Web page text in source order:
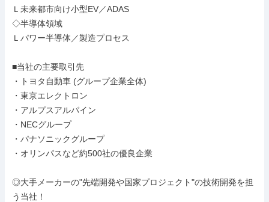
Ｌ未来都市向け小型EV／ADAS
◇半導体領域
Ｌパワー半導体／製造プロセス
■当社の主要取引先
・トヨタ自動車 (グループ企業全体)
・東京エレクトロン
・アルプスアルパイン
・NECグループ
・パナソニックグループ
・オリンパスなど約500社の優良企業
◎大手メーカーの"先端開発や国家プロジェクト"の技術開発を担
う当社！